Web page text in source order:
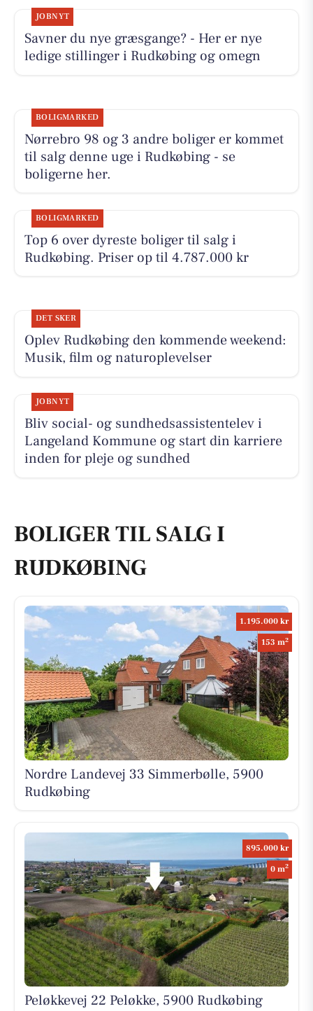
JOBNYT
Savner du nye græsgange? - Her er nye
ledige stillinger i Rudkøbing og omegn
BOLIGMARKED
Nørrebro 98 og 3 andre boliger er kommet
til salg denne uge i Rudkøbing - se
boligerne her.
BOLIGMARKED
Top 6 over dyreste boliger til salg i
Rudkøbing. Priser op til 4.787.000 kr
DET SKER
Oplev Rudkøbing den kommende weekend:
Musik, film og naturoplevelser
JOBNYT
Bliv social- og sundhedsassistentelev i
Langeland Kommune og start din karriere
inden for pleje og sundhed
BOLIGER TIL SALG I
RUDKØBING
1.195.000 kr
153 m2
Nordre Landevej 33 Simmerbølle, 5900
Rudkøbing
895.000 kr
0 m2
Peløkkevej 22 Peløkke, 5900 Rudkøbing